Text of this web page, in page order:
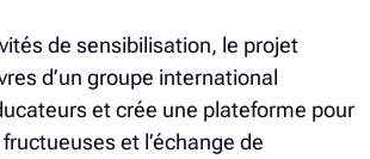
de sensibilisation, le projet
d’un groupe international
et crée une plateforme pour
et l’échange de